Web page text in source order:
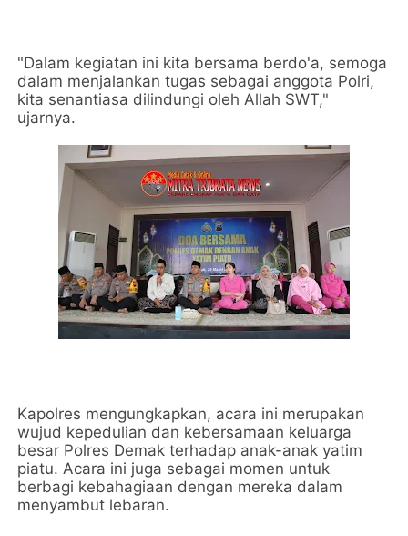
"Dalam kegiatan ini kita bersama berdo'a, semoga
dalam menjalankan tugas sebagai anggota Polri,
kita senantiasa dilindungi oleh Allah SWT,"
ujarnya.
Kapolres mengungkapkan, acara ini merupakan
wujud kepedulian dan kebersamaan keluarga
besar Polres Demak terhadap anak-anak yatim
piatu. Acara ini juga sebagai momen untuk
berbagi kebahagiaan dengan mereka dalam
menyambut lebaran.